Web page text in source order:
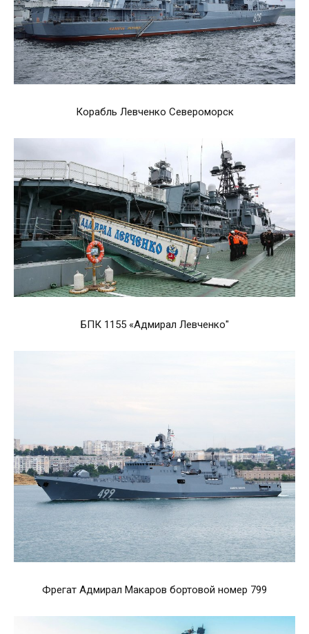
Корабль Левченко Североморск
БПК 1155 «Адмирал Левченко"
Фрегат Адмирал Макаров бортовой номер 799